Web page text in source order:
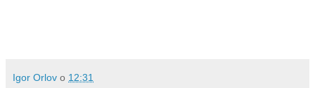
Igor Orlov о 12:31